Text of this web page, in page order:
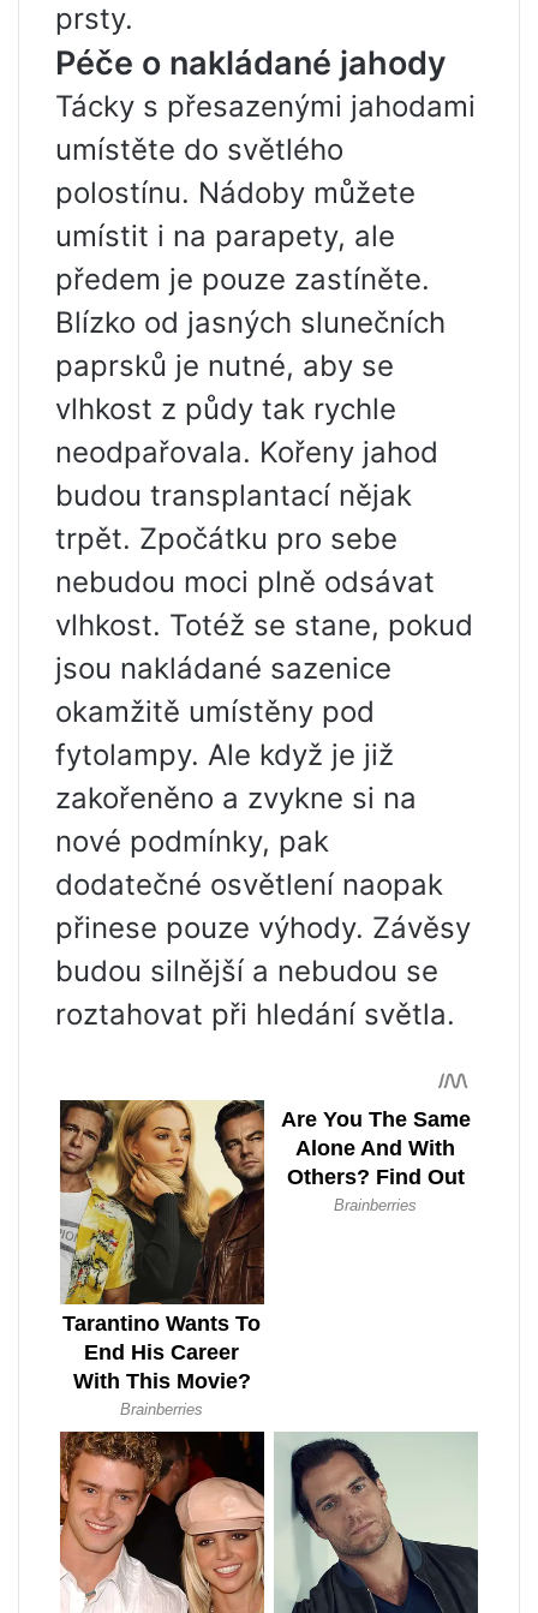
prsty.
Péče o nakládané jahody
Tácky s přesazenými jahodami
umístěte do světlého
polostínu. Nádoby můžete
umístit i na parapety, ale
předem je pouze zastíněte.
Blízko od jasných slunečních
paprsků je nutné, aby se
vlhkost z půdy tak rychle
neodpařovala. Kořeny jahod
budou transplantací nějak
trpět. Zpočátku pro sebe
nebudou moci plně odsávat
vlhkost. Totéž se stane, pokud
jsou nakládané sazenice
okamžitě umístěny pod
fytolampy. Ale když je již
zakořeněno a zvykne si na
nové podmínky, pak
dodatečné osvětlení naopak
přinese pouze výhody. Závěsy
budou silnější a nebudou se
roztahovat při hledání světla.